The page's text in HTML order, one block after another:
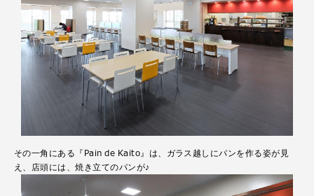
その一角にある『Pain de Kaito』は、ガラス越しにパンを作る姿が見
え、店頭には、焼き立てのパンが♪